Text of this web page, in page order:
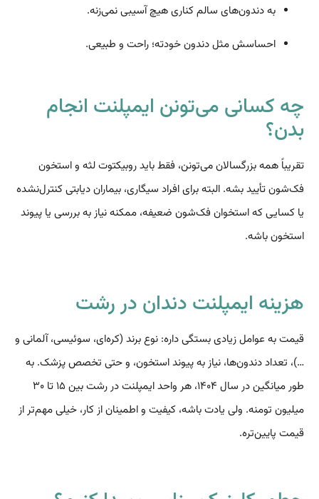
به دندون‌های سالم کناری هیچ آسیبی نمی‌زنه.
احساسش مثل دندون خودته؛ راحت و طبیعی.
چه کسانی می‌تونن ایمپلنت انجام
بدن؟
تقریباً همه بزرگسالان می‌تونن، فقط باید روبیکتوت لثه و استخون
فک‌شون تأیید بشه. البته برای افراد سیگاری، بیماران دیابتی کنترل‌نشده
یا کسایی که استخوان فک‌شون ضعیفه، ممکنه نیاز به بررسی یا پیوند
استخون باشه.
هزینه ایمپلنت دندان در رشت
قیمت به عوامل زیادی بستگی داره: نوع برند (کره‌ای، سوئیسی، آلمانی و
…)، تعداد دندون‌ها، نیاز به پیوند استخون، و حتی تخصص پزشک. به
طور میانگین در سال ۱۴۰۴، هر واحد ایمپلنت در رشت بین ۱۵ تا ۳۰
میلیون تومنه. ولی یادت باشه، کیفیت و اطمینان از کار، خیلی مهم‌تر از
قیمت پایین‌تره.